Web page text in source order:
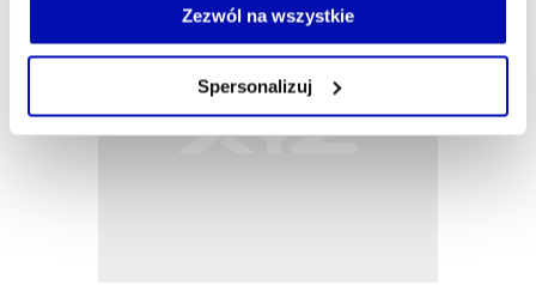
możesz łatwo zarządzać swoimi uprawnieniami, np. we
własnej przeglądarce internetowej lub po wybraniu opcji
Zezwól na wszystkie
Spersonalizuj